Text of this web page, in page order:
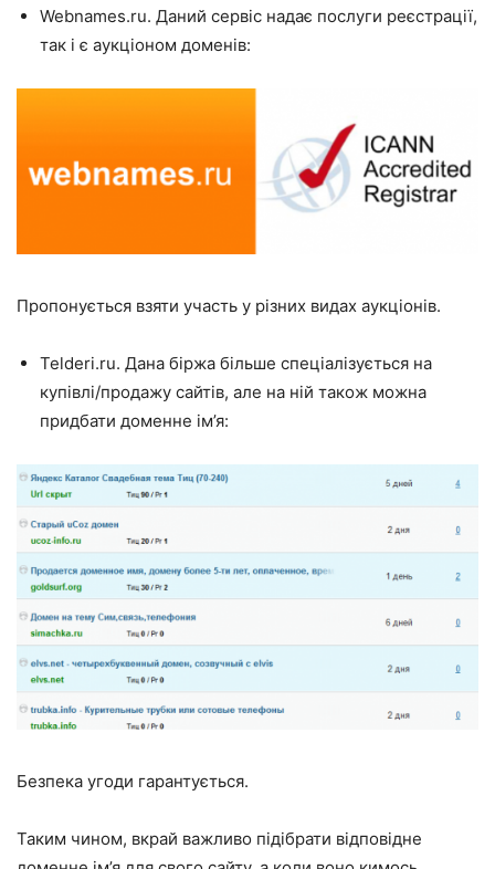
Webnames.ru. Даний сервіс надає послуги реєстрації,
так і є аукціоном доменів:
Пропонується взяти участь у різних видах аукціонів.
Telderi.ru. Дана біржа більше спеціалізується на
купівлі/продажу сайтів, але на ній також можна
придбати доменне ім’я:
Безпека угоди гарантується.
Таким чином, вкрай важливо підібрати відповідне